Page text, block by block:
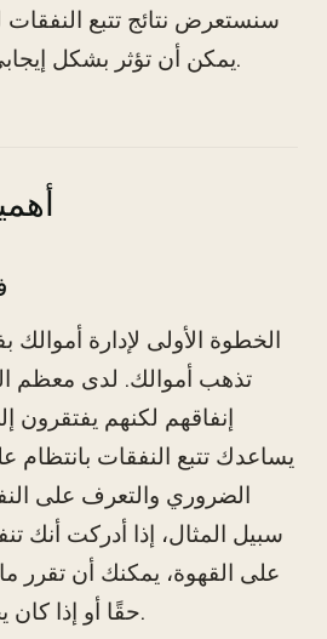
يمكن أن تؤثر بشكل إيجابي على حياتك المالية.
الخطوة الأولى لإدارة أموالك
تذهب أموالك. لدى معظم
إنفاقهم لكنهم يفتقرون
يساعدك تتبع النفقات بانتظام
الضروري والتعرف على
على القهوة، يمكنك أن تقرر
حقًا أو إذا كان يجب عليك تقليل ذلك.